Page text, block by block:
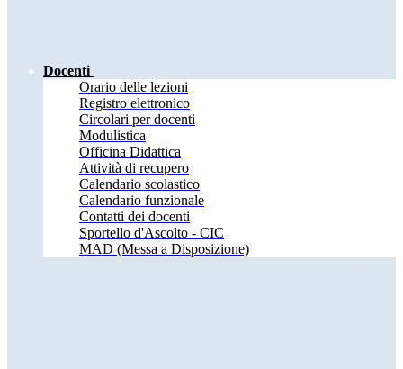
Docenti
Orario delle lezioni
Registro elettronico
Circolari per docenti
Modulistica
Officina Didattica
Attività di recupero
Calendario scolastico
Calendario funzionale
Contatti dei docenti
Sportello d'Ascolto - CIC
MAD (Messa a Disposizione)